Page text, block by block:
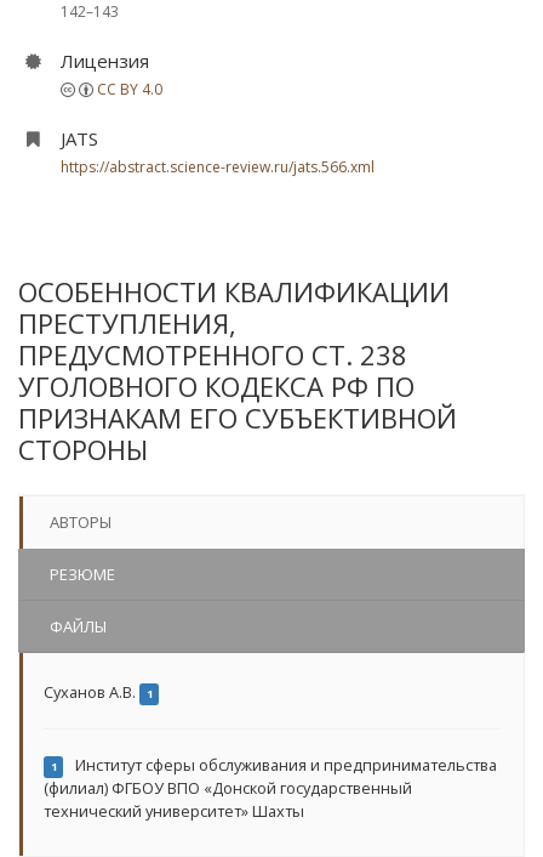
142–143
Лицензия
CC BY 4.0
JATS
https://abstract.science-review.ru/jats.566.xml
ОСОБЕННОСТИ КВАЛИФИКАЦИИ
ПРЕСТУПЛЕНИЯ,
ПРЕДУСМОТРЕННОГО СТ. 238
УГОЛОВНОГО КОДЕКСА РФ ПО
ПРИЗНАКАМ ЕГО СУБЪЕКТИВНОЙ
СТОРОНЫ
АВТОРЫ
РЕЗЮМЕ
ФАЙЛЫ
Суханов А.В. 1
1
Институт сферы обслуживания и предпринимательства
(филиал) ФГБОУ ВПО «Донской государственный
технический университет» Шахты